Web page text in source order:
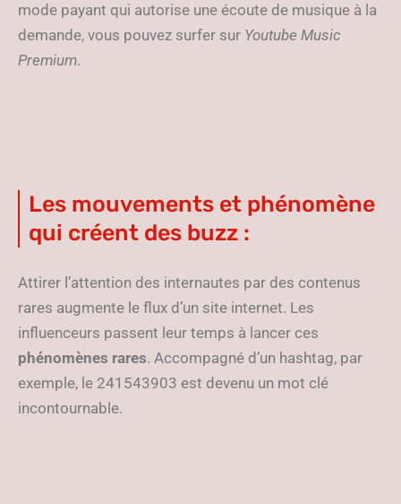
mode payant qui autorise une écoute de musique à la
demande, vous pouvez surfer sur Youtube Music
Premium.
Les mouvements et phénomène
qui créent des buzz :
Attirer l’attention des internautes par des contenus
rares augmente le flux d’un site internet. Les
influenceurs passent leur temps à lancer ces
phénomènes rares. Accompagné d’un hashtag, par
exemple, le 241543903 est devenu un mot clé
incontournable.